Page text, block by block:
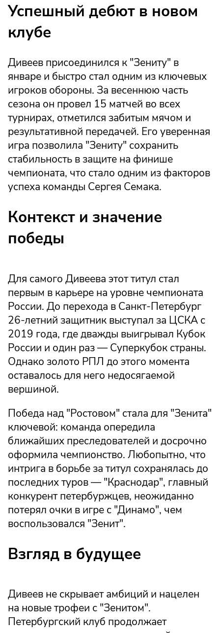
Успешный дебют в новом
клубе
Дивеев присоединился к "Зениту" в
январе и быстро стал одним из ключевых
игроков обороны. За весеннюю часть
сезона он провел 15 матчей во всех
турнирах, отметился забитым мячом и
результативной передачей. Его уверенная
игра позволила "Зениту" сохранить
стабильность в защите на финише
чемпионата, что стало одним из факторов
успеха команды Сергея Семака.
Контекст и значение
победы
Для самого Дивеева этот титул стал
первым в карьере на уровне чемпионата
России. До перехода в Санкт-Петербург
26-летний защитник выступал за ЦСКА с
2019 года, где дважды выигрывал Кубок
России и один раз — Суперкубок страны.
Однако золото РПЛ до этого момента
оставалось для него недосягаемой
вершиной.
Победа над "Ростовом" стала для "Зенита"
ключевой: команда опередила
ближайших преследователей и досрочно
оформила чемпионство. Любопытно, что
интрига в борьбе за титул сохранялась до
последних туров — "Краснодар", главный
конкурент петербуржцев, неожиданно
потерял очки в игре с "Динамо", чем
воспользовался "Зенит".
Взгляд в будущее
Дивеев не скрывает амбиций и нацелен
на новые трофеи с "Зенитом".
Петербургский клуб продолжает